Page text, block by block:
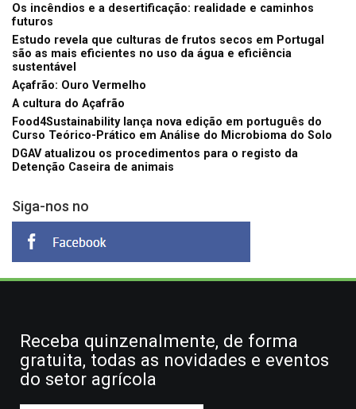
Os incêndios e a desertificação: realidade e caminhos
futuros
Estudo revela que culturas de frutos secos em Portugal
são as mais eficientes no uso da água e eficiência
sustentável
Açafrão: Ouro Vermelho
A cultura do Açafrão
Food4Sustainability lança nova edição em português do
Curso Teórico-Prático em Análise do Microbioma do Solo
DGAV atualizou os procedimentos para o registo da
Detenção Caseira de animais
Siga-nos no
Receba quinzenalmente, de forma
gratuita, todas as novidades e eventos
do setor agrícola